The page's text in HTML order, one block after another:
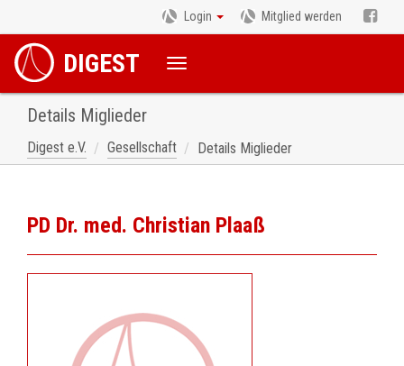
Login Mitglied werden
DIGEST
Details Miglieder
Digest e.V. Gesellschaft Details Miglieder
PD Dr. med. Christian Plaaß